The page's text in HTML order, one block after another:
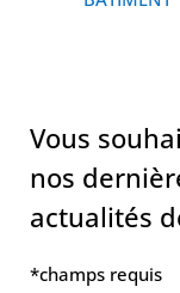
Vous
nos
actualités
*champs requis